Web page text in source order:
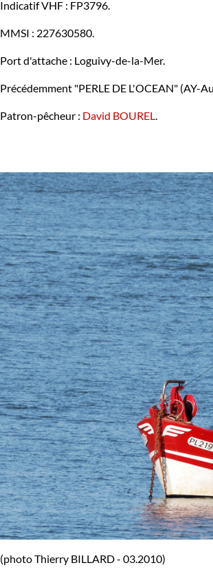
Indicatif VHF : FP3796.
MMSI : 227630580.
Port d'attache : Loguivy-de-la-Mer.
Précédemment "PERLE DE L'OCEAN" (AY-
Patron-pêcheur : David BOUREL.
(photo Thierry BILLARD - 03.2010)